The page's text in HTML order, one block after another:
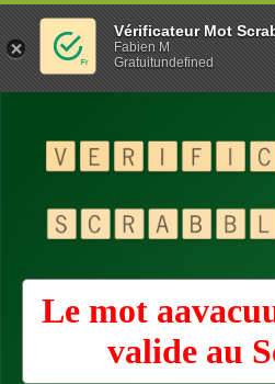
Le mot
valide au
Vérificateur Mot
Fabien M
Gratuitundefined